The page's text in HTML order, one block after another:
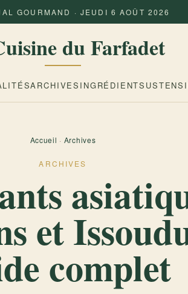
GOURMAND · JEUDI 6 AOÛT 2026
du Farfadet
ARCHIVES INGRÉDIENTS
Accueil · Archives
ARCHIVES
et
complet